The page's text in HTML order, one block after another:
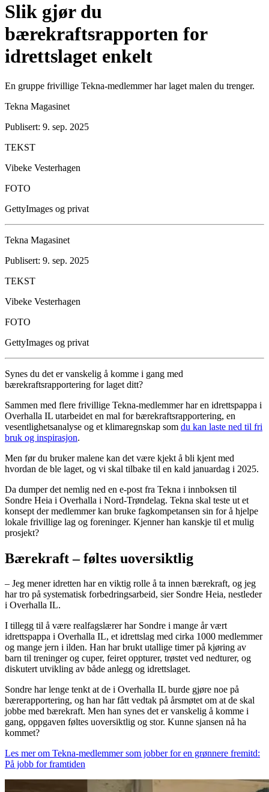
Slik gjør du
bærekraftsrapporten for
idrettslaget enkelt
En gruppe frivillige Tekna-medlemmer har laget malen du trenger.
Tekna Magasinet
Publisert: 9. sep. 2025
TEKST
Vibeke Vesterhagen
FOTO
GettyImages og privat
Tekna Magasinet
Publisert: 9. sep. 2025
TEKST
Vibeke Vesterhagen
FOTO
GettyImages og privat
Synes du det er vanskelig å komme i gang med
bærekraftsrapportering for laget ditt?
Sammen med flere frivillige Tekna-medlemmer har en idrettspappa i
Overhalla IL utarbeidet en mal for bærekraftsrapportering, en
vesentlighetsanalyse og et klimaregnskap som du kan laste ned til fri
bruk og inspirasjon.
Men før du bruker malene kan det være kjekt å bli kjent med
hvordan de ble laget, og vi skal tilbake til en kald januardag i 2025.
Da dumper det nemlig ned en e-post fra Tekna i innboksen til
Sondre Heia i Overhalla i Nord-Trøndelag. Tekna skal teste ut et
konsept der medlemmer kan bruke fagkompetansen sin for å hjelpe
lokale frivillige lag og foreninger. Kjenner han kanskje til et mulig
prosjekt?
Bærekraft – føltes uoversiktlig
– Jeg mener idretten har en viktig rolle å ta innen bærekraft, og jeg
har tro på systematisk forbedringsarbeid, sier Sondre Heia, nestleder
i Overhalla IL.
I tillegg til å være realfagslærer har Sondre i mange år vært
idrettspappa i Overhalla IL, et idrettslag med cirka 1000 medlemmer
og mange jern i ilden. Han har brukt utallige timer på kjøring av
barn til treninger og cuper, feiret oppturer, trøstet ved nedturer, og
diskutert utvikling av både anlegg og idrettslaget.
Sondre har lenge tenkt at de i Overhalla IL burde gjøre noe på
bærerapportering, og han har fått vedtak på årsmøtet om at de skal
jobbe med bærekraft. Men han synes det er vanskelig å komme i
gang, oppgaven føltes uoversiktlig og stor. Kunne sjansen nå ha
kommet?
Les mer om Tekna-medlemmer som jobber for en grønnere fremitd:
På jobb for framtiden